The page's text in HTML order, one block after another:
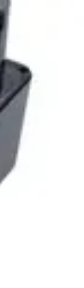
mutuelle pro